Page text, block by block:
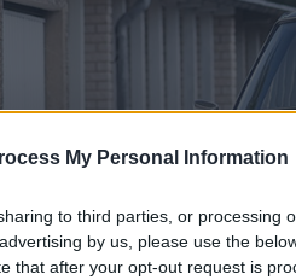
My Personal Information
to third parties, or processing
by us, please use the
that after your opt-out request is